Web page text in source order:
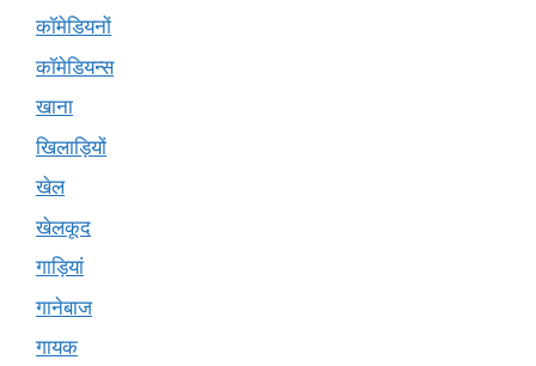
कॉमेडियनों
कॉमेडियन्स
खाना
खिलाड़ियों
खेल
खेलकूद
गाड़ियां
गानेबाज
गायक